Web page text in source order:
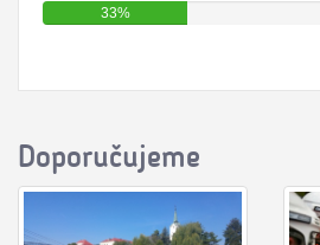
33%
Doporučujeme